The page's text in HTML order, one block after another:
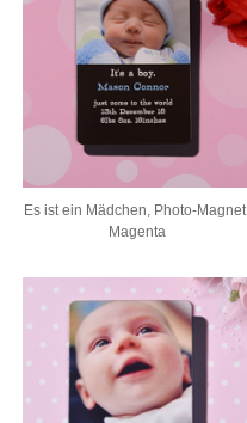
Es ist ein Mädchen, Photo-Magnet,
Magenta